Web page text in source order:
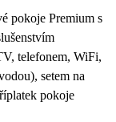
pokoje Premium s
telefonem, WiFi,
setem na
pokoje